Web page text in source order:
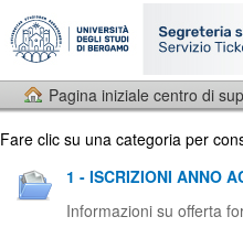
Pagina iniziale centro di
Fare clic su una categoria per
1 - ISCRIZIONI ANNO
Informazioni su offerta